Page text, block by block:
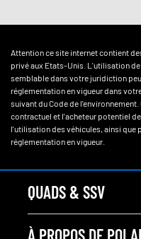
Attention ce site internet contient
privé aux Etats-Unis. L'utilisation
semblable dans votre juridiction
réglementation en vigueur dans
suivant du Code de
contractuel et l'acheteur potentiel
l'utilisation des véhicules, ainsi que
réglementation en vigueur.
QUADS & SSV